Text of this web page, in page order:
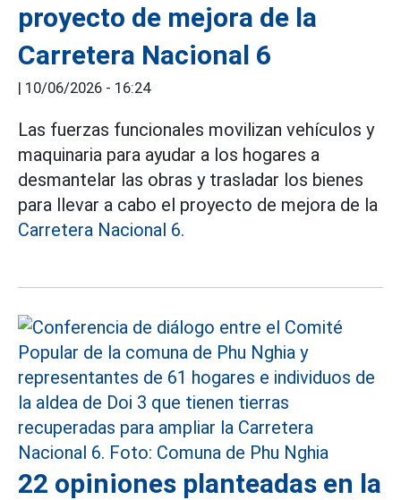
proyecto de mejora de la
Carretera Nacional 6
| 10/06/2026 - 16:24
Las fuerzas funcionales movilizan vehículos y
maquinaria para ayudar a los hogares a
desmantelar las obras y trasladar los bienes
para llevar a cabo el proyecto de mejora de la
Carretera Nacional 6.
22 opiniones planteadas en la